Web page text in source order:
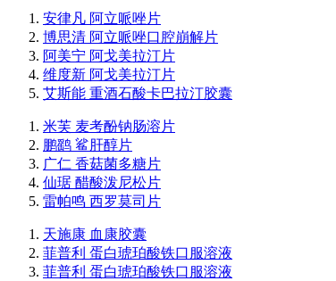
安律凡 阿立哌唑片
博思清 阿立哌唑口腔崩解片
阿美宁 阿戈美拉汀片
维度新 阿戈美拉汀片
艾斯能 重酒石酸卡巴拉汀胶囊
米芙 麦考酚钠肠溶片
鹏鹞 鲨肝醇片
广仁 香菇菌多糖片
仙琚 醋酸泼尼松片
雷帕鸣 西罗莫司片
天施康 血康胶囊
菲普利 蛋白琥珀酸铁口服溶液
菲普利 蛋白琥珀酸铁口服溶液